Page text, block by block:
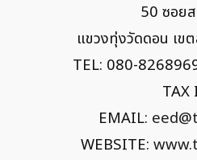
50 ซอย
แขวงทุ่งวัดดอน เข
TEL: 080-
EMAIL:
WEBSITE: